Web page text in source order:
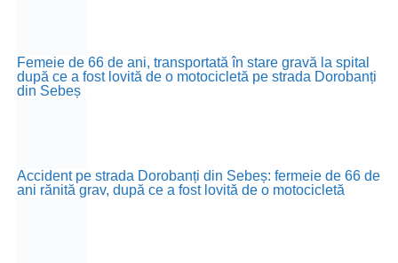
Femeie de 66 de ani, transportată în stare gravă la spital
după ce a fost lovită de o motocicletă pe strada Dorobanți
din Sebeș
Accident pe strada Dorobanți din Sebeș: fermeie de 66 de
ani rănită grav, după ce a fost lovită de o motocicletă